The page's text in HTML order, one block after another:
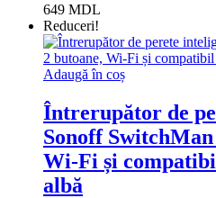
649 MDL
Reduceri!
Adaugă în coș
Întrerupător de
Sonoff
Wi-Fi și
albă